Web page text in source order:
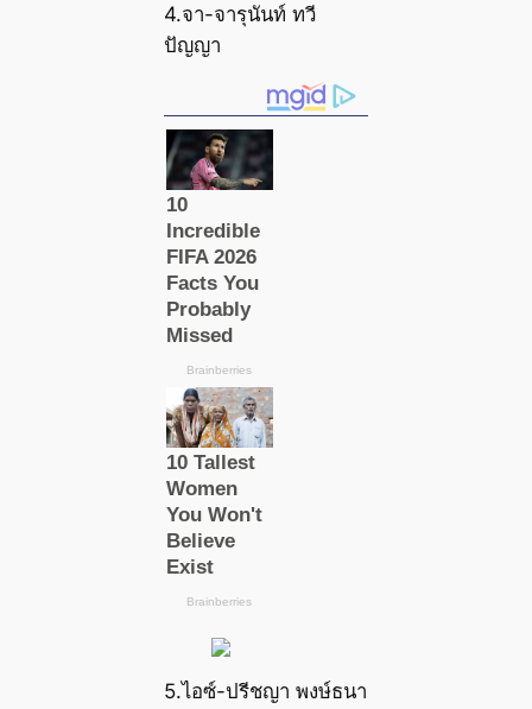
4.จา-จารุนันท์ ทวี
ปัญญา
5.ไอซ์-ปรีชญา พงษ์ธนา